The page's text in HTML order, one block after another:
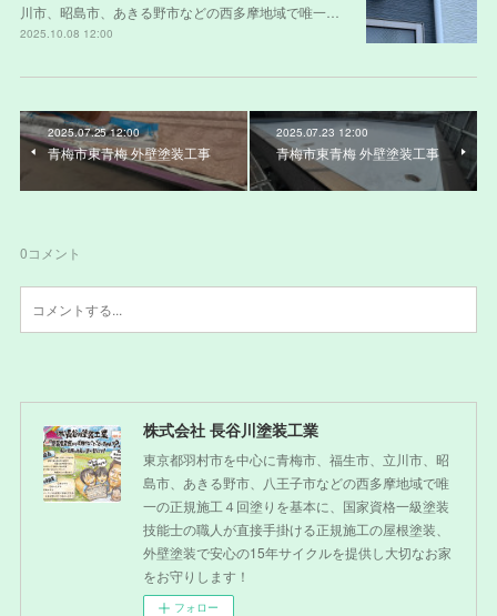
川市、昭島市、あきる野市などの西多摩地域で唯一…
2025.10.08 12:00
2025.07.25 12:00
青梅市東青梅 外壁塗装工事
2025.07.23 12:00
青梅市東青梅 外壁塗装工事
0コメント
株式会社 長谷川塗装工業
東京都羽村市を中心に青梅市、福生市、立川市、昭
島市、あきる野市、八王子市などの西多摩地域で唯
一の正規施工４回塗りを基本に、国家資格一級塗装
技能士の職人が直接手掛ける正規施工の屋根塗装、
外壁塗装で安心の15年サイクルを提供し大切なお家
をお守りします！
フォロー